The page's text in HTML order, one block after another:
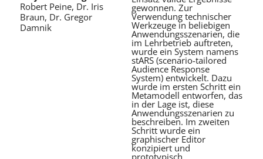
Robert Peine, Dr. Iris
Braun, Dr. Gregor
Damnik
gewonnen. Zur
Verwendung technischer
Werkzeuge in beliebigen
Anwendungsszenarien, die
im Lehrbetrieb auftreten,
wurde ein System namens
stARS (scenario-tailored
Audience Response
System) entwickelt. Dazu
wurde im ersten Schritt ein
Metamodell entworfen, das
in der Lage ist, diese
Anwendungsszenarien zu
beschreiben. Im zweiten
Schritt wurde ein
graphischer Editor
konzipiert und
prototypisch